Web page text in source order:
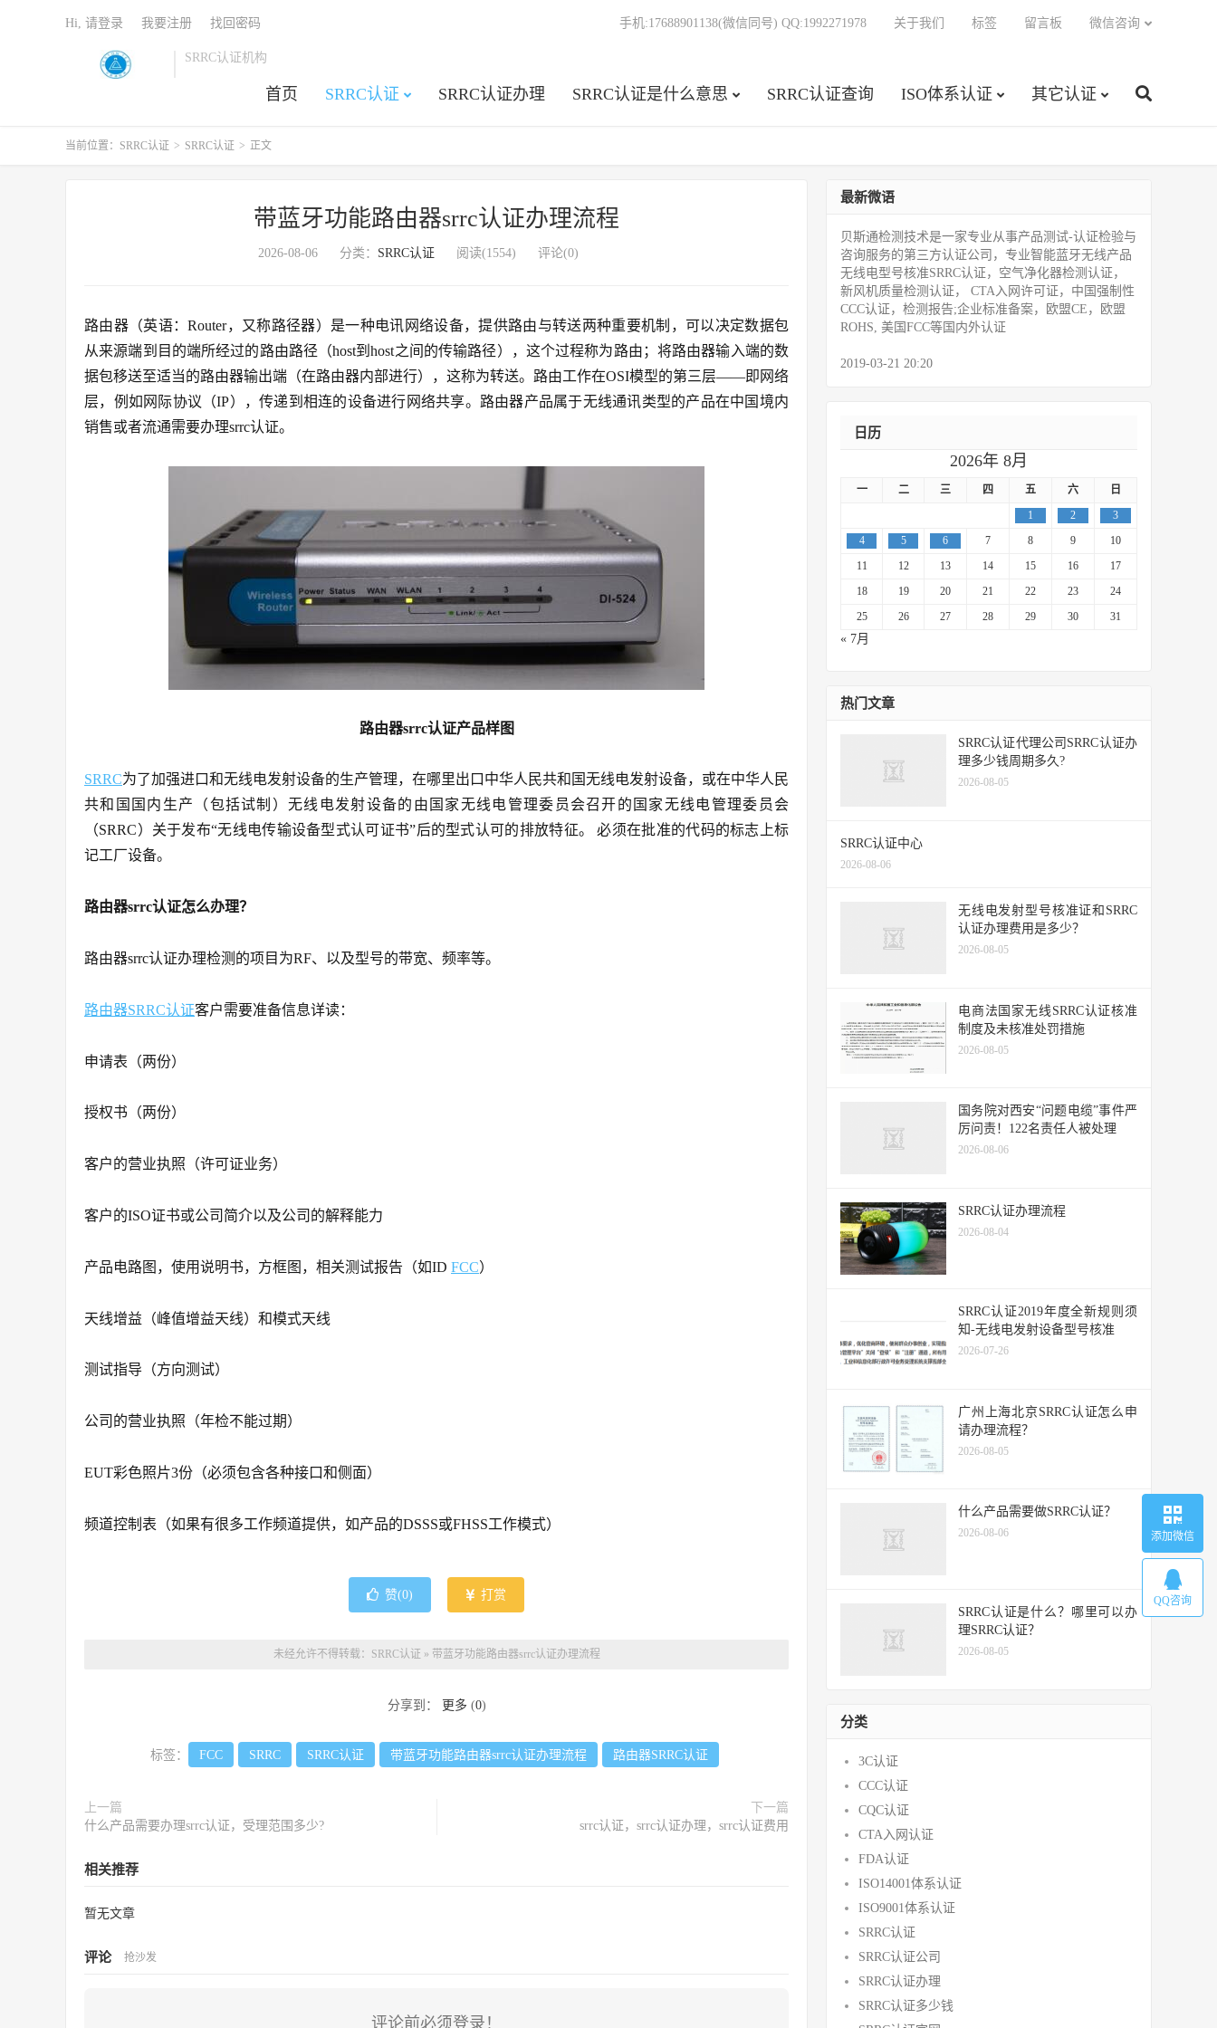
SRRC认证机构
首页 SRRC认证 SRRC认证办理 SRRC认证是什么意思 SRRC认证查询 ISO体系认证 其它认证
手机:17688901138(微信同号) QQ:1992271978 关于我们 标签 留言板 微信咨询
Hi, 请登录 我要注册 找回密码
当前位置： SRRC认证 > SRRC认证 > 正文
带蓝牙功能路由器srrc认证办理流程
2026-08-06 分类： SRRC认证 阅读(1554) 评论(0)
路由器（英语：Router，又称路径器）是一种电讯网络设备，提供路由与转送两种重要机制，可以决定数据包
从来源端到目的端所经过的路由路径（host到host之间的传输路径），这个过程称为路由；将路由器输入端的数
据包移送至适当的路由器输出端（在路由器内部进行），这称为转送。路由工作在OSI模型的第三层——即网络
层，例如网际协议（IP），传递到相连的设备进行网络共享。路由器产品属于无线通讯类型的产品在中国境内
销售或者流通需要办理srrc认证。
路由器srrc认证产品样图
SRRC为了加强进口和无线电发射设备的生产管理，在哪里出口中华人民共和国无线电发射设备，或在中华人民
共和国国内生产（包括试制）无线电发射设备的由国家无线电管理委员会召开的国家无线电管理委员会
（SRRC）关于发布“无线电传输设备型式认可证书”后的型式认可的排放特征。 必须在批准的代码的标志上标
记工厂设备。
路由器srrc认证怎么办理？
路由器srrc认证办理检测的项目为RF、以及型号的带宽、频率等。
路由器SRRC认证客户需要准备信息详读：
申请表（两份）
授权书（两份）
客户的营业执照（许可证业务）
客户的ISO证书或公司简介以及公司的解释能力
产品电路图，使用说明书，方框图，相关测试报告（如ID FCC）
天线增益（峰值增益天线）和模式天线
测试指导（方向测试）
公司的营业执照（年检不能过期）
EUT彩色照片3份（必须包含各种接口和侧面）
频道控制表（如果有很多工作频道提供，如产品的DSSS或FHSS工作模式）
赞(0) 打赏
未经允许不得转载： SRRC认证 » 带蓝牙功能路由器srrc认证办理流程
分享到： 更多 (0)
标签： FCC SRRC SRRC认证 带蓝牙功能路由器srrc认证办理流程 路由器SRRC认证
上一篇
什么产品需要办理srrc认证，受理范围多少?
下一篇
srrc认证，srrc认证办理，srrc认证费用
相关推荐
暂无文章
评论 抢沙发
评论前必须登录！
最新微语
贝斯通检测技术是一家专业从事产品测试­-认证检验与
咨询服务的第三方认证公司，专业智能蓝牙无线产品
无线电型号核准SRRC认证，空气净化器检测认证，
新风机质量检测认证， CTA入网许可证，中国强制性
CCC认证，检测报告;企业标准备案，欧盟CE，欧盟
ROHS, 美国FCC等国内外认证
2019-03-21 20:20
日历
2026年 8月
一 二 三 四 五 六
日
1
2
3
4
5 6 7 8 9
10
11
12 13 14 15 16
17
18
19 20 21 22 23
24
25
26 27 28 29 30 31
« 7月
热门文章
SRRC认证代理公司SRRC认证办
理多少钱周期多久?
2026-08-05
SRRC认证中心
2026-08-06
无线电发射型号核准证和SRRC
认证办理费用是多少？
2026-08-05
电商法国家无线SRRC认证核准
制度及未核准处罚措施
2026-08-05
国务院对西安“问题电缆”事件严
厉问责！122名责任人被处理
2026-08-06
SRRC认证办理流程
2026-08-04
SRRC认证2019年度全新规则须
知-无线电发射设备型号核准
2026-07-26
广州上海北京SRRC认证怎么申
请办理流程？
2026-08-05
什么产品需要做SRRC认证？
2026-08-06
SRRC认证是什么？哪里可以办
理SRRC认证？
2026-08-05
分类
3C认证
CCC认证
CQC认证
CTA入网认证
FDA认证
ISO14001体系认证
ISO9001体系认证
SRRC认证
SRRC认证公司
SRRC认证办理
SRRC认证多少钱
添加微信
QQ咨询